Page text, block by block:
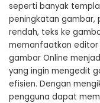
seperti banyak
peningkatan gambar,
rendah, teks ke
memanfaatkan editor
gambar Online
yang ingin mengedit
efisien. Dengan
pengguna dapat